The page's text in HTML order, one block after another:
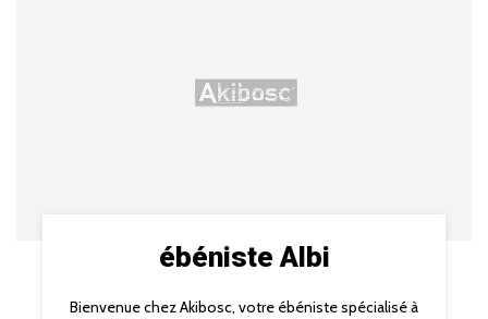
ébéniste Albi
Bienvenue chez Akibosc, votre ébéniste spécialisé à